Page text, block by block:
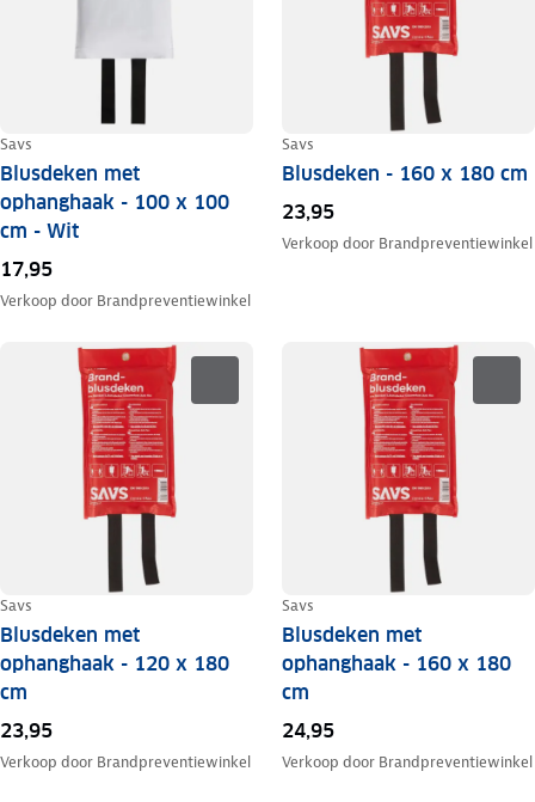
Savs
Blusdeken met
ophanghaak - 100 x 100
cm - Wit
17,95
Verkoop door Brandpreventiewinkel
Savs
Blusdeken - 160 x 180 cm
23,95
Verkoop door Brandpreventiewinkel
Savs
Blusdeken met
ophanghaak - 120 x 180
cm
23,95
Verkoop door Brandpreventiewinkel
Savs
Blusdeken met
ophanghaak - 160 x 180
cm
24,95
Verkoop door Brandpreventiewinkel